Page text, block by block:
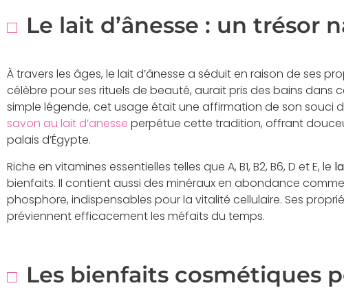
Le lait d’ânesse : un trésor
À travers les âges, le lait d’ânesse a séduit en raison de ses
célèbre pour ses rituels de beauté, aurait pris des bains dans
simple légende, cet usage était une affirmation de son souci
savon au lait d’anesse perpétue cette tradition, offrant
palais d’Égypte.
Riche en vitamines essentielles telles que A, B1, B2, B6, D et E, le
bienfaits. Il contient aussi des minéraux en abondance
phosphore, indispensables pour la vitalité cellulaire. Ses
préviennent efficacement les méfaits du temps.
Les bienfaits cosmétiques